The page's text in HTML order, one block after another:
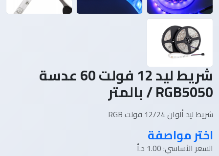
شريط ليد 12 فولت 60 عدسة
RGB5050 / بالمتر
شريط ليد ألوان 12/24 فولت RGB
اختر مواصفة
السعر الأساسي: 1.00 د.أ